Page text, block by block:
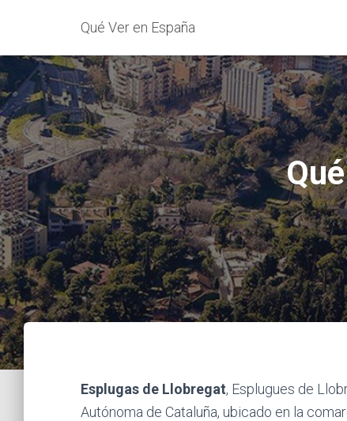
Qué Ver en España
Esplugas de Llobregat, Esplugues de
Autónoma de Cataluña, ubicado en la